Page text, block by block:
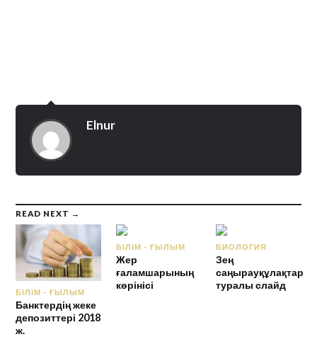
Elnur
READ NEXT →
БІЛІМ - ҒЫЛЫМ
Банктердің жеке
депозиттері 2018
ж.
БІЛІМ - ҒЫЛЫМ
Жер
ғаламшарының
көрінісі
БИОЛОГИЯ
Зең
саңырауқұлақтар
туралы слайд